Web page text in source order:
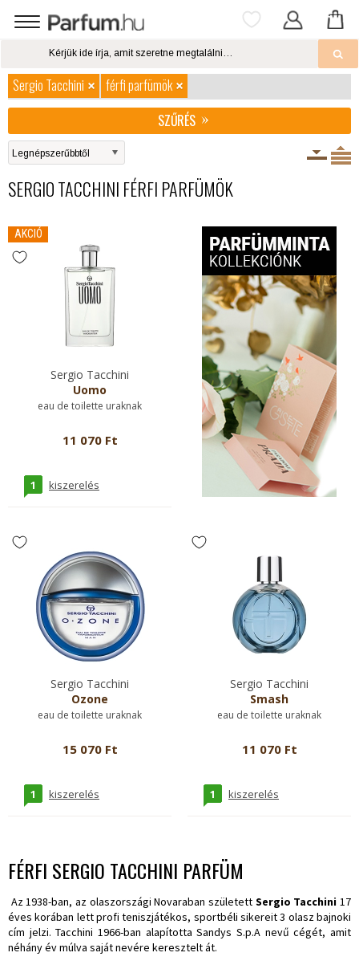
Sergio Tacchini
férfi parfümök
SZŰRÉS
SERGIO TACCHINI FÉRFI PARFÜMÖK
AKCIÓ
Sergio Tacchini
Uomo
eau de toilette uraknak
11 070 Ft
1 kiszerelés
Sergio Tacchini
Ozone
eau de toilette uraknak
15 070 Ft
1 kiszerelés
Sergio Tacchini
Smash
eau de toilette uraknak
11 070 Ft
1 kiszerelés
FÉRFI SERGIO TACCHINI PARFÜM
Az 1938-ban, az olaszországi Novaraban született Sergio Tacchini 17
éves korában lett profi teniszjátékos, sportbéli sikereit 3 olasz bajnoki
cím jelzi. Tacchini 1966-ban alapította Sandys S.p.A nevű cégét, amit
néhány év múlva saját nevére keresztelt át.